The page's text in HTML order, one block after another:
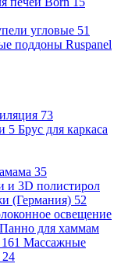
угловые 51
поддоны Ruspanel
73
5 Брус для каркаса
35
и 3D полистирол
(Германия) 52
освещение
Панно для хаммам
161 Массажные
24